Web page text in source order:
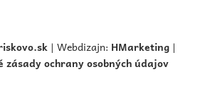
sk| Webdizajn: HMarketing |
zásady ochrany osobných údajov